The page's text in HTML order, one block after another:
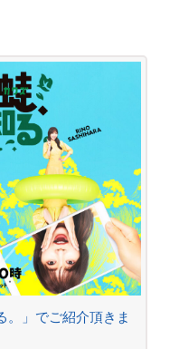
。」でご紹介頂きま